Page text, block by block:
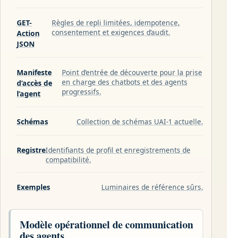
GET-
Action
JSON
Règles de repli limitées, idempotence,
consentement et exigences d’audit.
Manifeste
d’accès de
l’agent
Point d’entrée de découverte pour la prise
en charge des chatbots et des agents
progressifs.
Schémas Collection de schémas UAI-1 actuelle.
RegistreIdentifiants de profil et enregistrements de
compatibilité.
Exemples Luminaires de référence sûrs.
Modèle opérationnel de communication